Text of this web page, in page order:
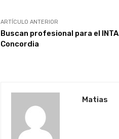
ARTÍCULO ANTERIOR
Buscan profesional para el INTA
Concordia
Matias